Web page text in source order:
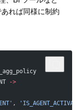
れば同様に制約
->
,